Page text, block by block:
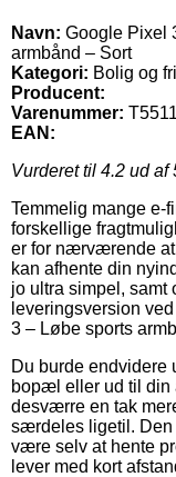
Navn: Google Pixel
armbånd – Sort
Kategori: Bolig og
Producent:
Varenummer:
EAN:
Vurderet til 4.2 ud af
Temmelig mange e-
forskellige
er for nærværende at
kan afhente din
jo ultra simpel, samt
leveringsversion
3 – Løbe sports
Du burde endvidere
bopæl eller ud til din
desværre en tak
særdeles ligetil. Den
være selv at hente
lever med kort